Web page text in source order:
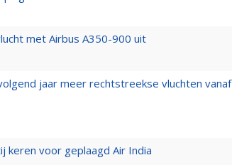
met Airbus A350-900 uit
jaar meer rechtstreekse vluchten vanaf
keren voor geplaagd Air India